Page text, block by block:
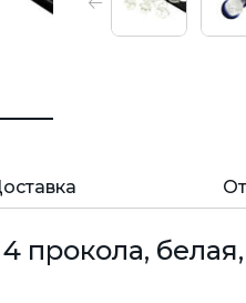
прокола, белая,